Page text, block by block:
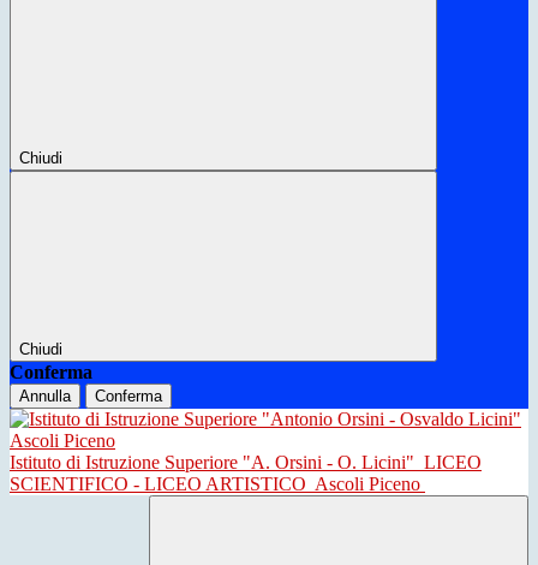
Chiudi
Chiudi
Conferma
Annulla Conferma
Istituto di Istruzione Superiore "A. Orsini - O. Licini" LICEO
SCIENTIFICO - LICEO ARTISTICO Ascoli Piceno